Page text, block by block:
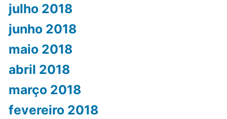
julho 2018
junho 2018
maio 2018
abril 2018
março 2018
fevereiro 2018